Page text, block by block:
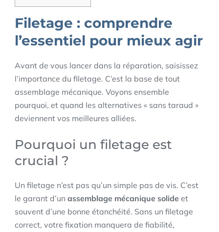
Filetage : comprendre
l’essentiel pour mieux agir
Avant de vous lancer dans la réparation, saisissez
l’importance du filetage. C’est la base de tout
assemblage mécanique. Voyons ensemble
pourquoi, et quand les alternatives « sans taraud »
deviennent vos meilleures alliées.
Pourquoi un filetage est
crucial ?
Un filetage n’est pas qu’un simple pas de vis. C’est
le garant d’un assemblage mécanique solide et
souvent d’une bonne étanchéité. Sans un filetage
correct, votre fixation manquera de fiabilité,